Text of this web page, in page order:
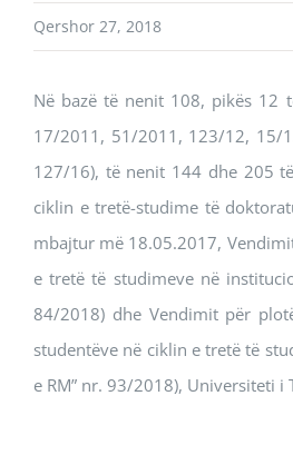
Qershor 27, 2018
Në bazë të nenit 108, pikës 12
17/2011, 51/2011, 123/12, 15/
127/16), të nenit 144 dhe 205
ciklin e tretë-studime të
mbajtur më 18.05.2017,
e tretë të studimeve në
84/2018) dhe Vendimit për
studentëve në ciklin e tretë të
e RM” nr. 93/2018), Universiteti i